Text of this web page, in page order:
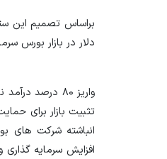
دلار در بازار بورس سرمایه‌گذاری کنند،
تثبیت بازار برای
انباشته شرکت های